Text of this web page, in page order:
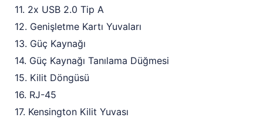
11. 2x USB 2.0 Tip A
12. Genişletme Kartı Yuvaları
13. Güç Kaynağı
14. Güç Kaynağı Tanılama Düğmesi
15. Kilit Döngüsü
16. RJ-45
17. Kensington Kilit Yuvası